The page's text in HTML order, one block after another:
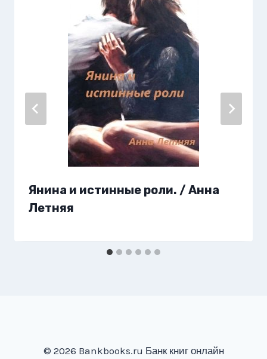
Янина и истинные роли. / Анна
Летняя
© 2026 Bankbooks.ru Банк книг онлайн